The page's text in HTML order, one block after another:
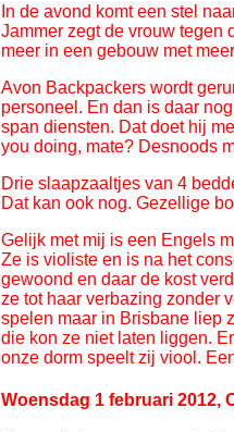
In de avond komt een stel
Jammer zegt de vrouw tegen
meer in een gebouw met
Avon Backpackers wordt
personeel. En dan is daar
span diensten. Dat doet hij
you doing, mate? Desnoods
Drie slaapzaaltjes van 4
Dat kan ook nog. Gezellige
Gelijk met mij is een Engels
Ze is violiste en is na het
gewoond en daar de kost
ze tot haar verbazing zonder
spelen maar in Brisbane liep
die kon ze niet laten liggen.
onze dorm speelt zij viool.
Woensdag 1 februari 2012,